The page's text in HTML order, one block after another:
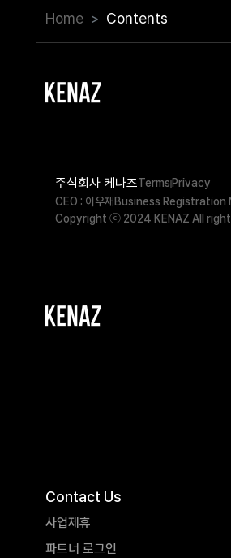
Home Contents
주식회사 케나즈Terms Privacy
CEO : 이우재 Business
Copyright ⓒ 2024 KENAZ All
Contact Us
사업제휴
파트너 로그인